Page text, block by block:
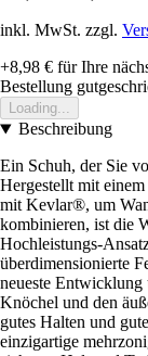
inkl. MwSt. zzgl.
+8,98 € für Ihre
Bestellung
Loading...
Beschreibung
Ein Schuh, der Sie
Hergestellt mit
mit Kevlar®, um
kombinieren, ist die
Hochleistungs-
überdimensionierte
neueste Entwicklung
Knöchel und den
gutes Halten und
einzigartige